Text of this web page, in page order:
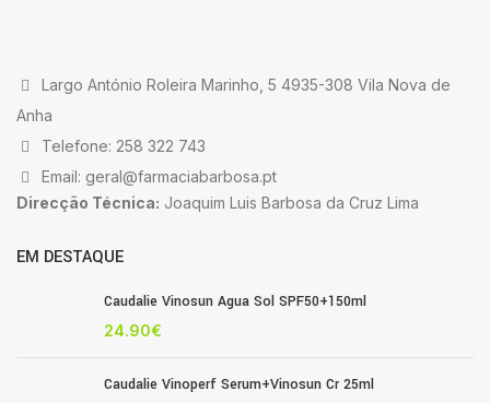
Largo António Roleira Marinho, 5 4935-308 Vila Nova de
Anha
Telefone: 258 322 743
Email: geral@farmaciabarbosa.pt
Direcção Técnica: Joaquim Luis Barbosa da Cruz Lima
EM DESTAQUE
Caudalie Vinosun Agua Sol SPF50+150ml
24.90€
Caudalie Vinoperf Serum+Vinosun Cr 25ml